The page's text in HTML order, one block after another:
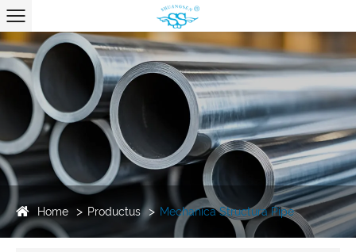
Home Productus Mechanica Structura Pipe